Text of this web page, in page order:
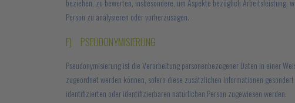
beziehen, zu bewerten, insbesondere, um Aspekte bezüglich
Person zu analysieren oder vorherzusagen.
F) PSEUDONYMISIERUNG
Pseudonymisierung ist die Verarbeitung personenbezogener Daten in einer
zugeordnet werden können, sofern diese zusätzlichen Informationen
identifizierten oder identifizierbaren natürlichen Person zugewiesen werden.